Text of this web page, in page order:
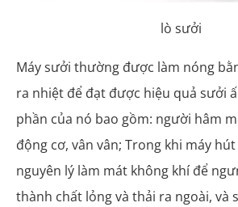
lò sưởi
Máy sưởi thường được làm nóng
ra nhiệt để đạt được hiệu quả sưởi
phần của nó bao gồm: người hâm
động cơ, vân vân; Trong khi máy
nguyên lý làm mát không khí để
thành chất lỏng và thải ra ngoài, và